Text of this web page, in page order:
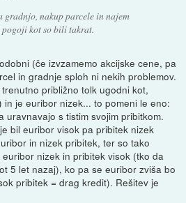
gradnjo, nakup parcele in najem
kot so bili takrat.
(če izvzamemo akcijske cene, pa
in gradnje sploh ni nekih problemov.
približno tolk ugodni kot,
je euribor nizek... to pomeni le eno:
uravnavajo s tistim svojim pribitkom.
bil euribor visok pa pribitek nizek
in nizek pribitek, ter so tako
nizek in pribitek visok (tko da
5 let nazaj), ko pa se euribor zviša bo
pribitek = drag kredit). Rešitev je